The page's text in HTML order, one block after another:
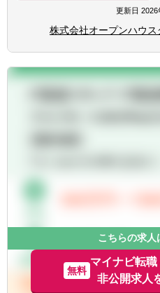
■また、法務
られる環境
【キャリアパ
■成長を続け
る部門と連
会が多数あり
ルと協働す
ス知識をバラ
■弊社は連結
IFRSの知識
習機会があり
化・最適化
1．月次・四
ープ会社）
2．会計監査
方針決定
ー
準・税法改正
7．連結決算
8．財務部支
（M&Aに伴
強化）
更新日 2026
株式会社オープンハウ
こちらの求人
無料
マイナビ転
非公開求人